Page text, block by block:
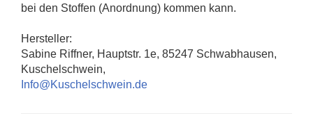
bei den Stoffen (Anordnung) kommen kann.
Hersteller:
Sabine Riffner, Hauptstr. 1e, 85247 Schwabhausen,
Kuschelschwein,
Info@Kuschelschwein.de